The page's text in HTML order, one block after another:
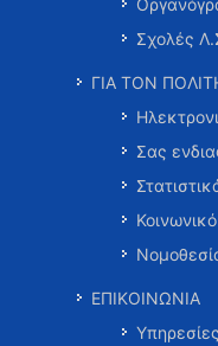
Σχολές
ΓΙΑ ΤΟΝ
Σας
ΕΠΙΚΟΙΝΩΝΙΑ